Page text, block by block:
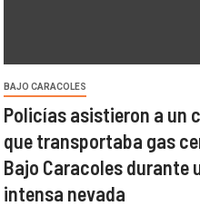
BAJO CARACOLES
Policías asistieron a un
que transportaba gas
Bajo Caracoles durante
intensa nevada